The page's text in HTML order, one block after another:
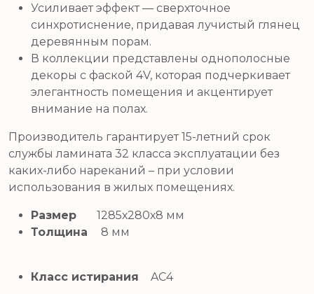
Усиливает эффект — cверхточное
синхротиснение, придавая лучистый глянец
деревянным порам.
В коллекции представлены однополосные
декоры с фаской 4V, которая подчеркивает
элегантность помещения и акцентирует
внимание на полах.
Производитель гарантирует 15-летний срок
службы ламината 32 класса эксплуатации без
каких-либо нареканий – при условии
использования в жилых помещениях.
Размер
1285х280х8 мм
Толщина
8 мм
Класс истирания AC4